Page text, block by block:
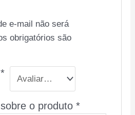
e-mail não será
obrigatórios são
*
o produto *